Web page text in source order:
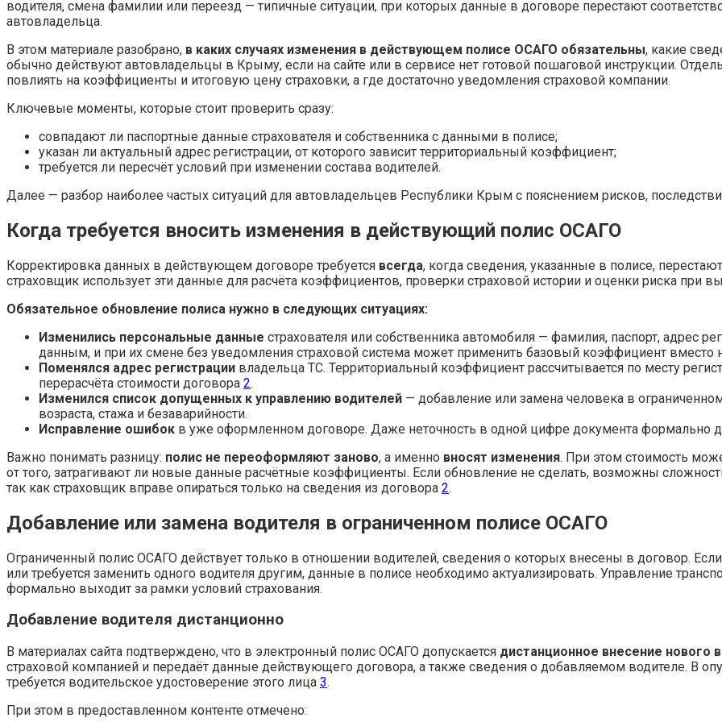
водителя, смена фамилии или переезд — типичные ситуации, при которых данные в договоре перестают
автовладельца.
В этом материале разобрано, в каких случаях изменения в действующем полисе ОСАГО обязательны, какие
обычно действуют автовладельцы в Крыму, если на сайте или в сервисе нет готовой пошаговой инструкции.
повлиять на коэффициенты и итоговую цену страховки, а где достаточно уведомления страховой компании.
Ключевые моменты, которые стоит проверить сразу:
совпадают ли паспортные данные страхователя и собственника с данными в полисе;
указан ли актуальный адрес регистрации, от которого зависит территориальный коэффициент;
требуется ли пересчёт условий при изменении состава водителей.
Далее — разбор наиболее частых ситуаций для автовладельцев Республики Крым с пояснением рисков,
Когда требуется вносить изменения в действующий полис ОСАГО
Корректировка данных в действующем договоре требуется всегда, когда сведения, указанные в полисе,
страховщик использует эти данные для расчёта коэффициентов, проверки страховой истории и оценки риска при
Обязательное обновление полиса нужно в следующих ситуациях:
Изменились персональные данные страхователя или собственника автомобиля — фамилия, паспорт, адрес
данным, и при их смене без уведомления страховой система может применить базовый коэффициент вместо
Поменялся адрес регистрации владельца ТС. Территориальный коэффициент рассчитывается по месту
перерасчёта стоимости договора 2.
Изменился список допущенных к управлению водителей — добавление или замена человека в
возраста, стажа и безаварийности.
Исправление ошибок в уже оформленном договоре. Даже неточность в одной цифре документа формально
Важно понимать разницу: полис не переоформляют заново, а именно вносят изменения. При этом стоимость
от того, затрагивают ли новые данные расчётные коэффициенты. Если обновление не сделать, возможны
так как страховщик вправе опираться только на сведения из договора 2.
Добавление или замена водителя в ограниченном полисе ОСАГО
Ограниченный полис ОСАГО действует только в отношении водителей, сведения о которых внесены в договор.
или требуется заменить одного водителя другим, данные в полисе необходимо актуализировать. Управление
формально выходит за рамки условий страхования.
Добавление водителя дистанционно
В материалах сайта подтверждено, что в электронный полис ОСАГО допускается дистанционное внесение нового
страховой компанией и передаёт данные действующего договора, а также сведения о добавляемом водителе. В
требуется водительское удостоверение этого лица 3.
При этом в предоставленном контенте отмечено: